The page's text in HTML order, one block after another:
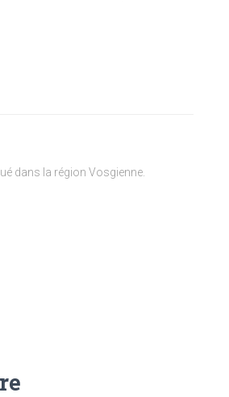
dans la région Vosgienne.